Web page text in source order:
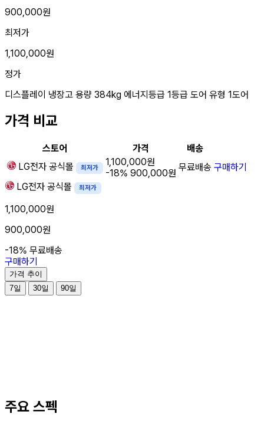
900,000원
최저가
1,100,000원
정가
디스플레이 냉장고 용량 384kg 에너지등급 1등급 도어 유형 1도어
가격 비교
스토어 가격
배송
LG전자 공식몰 최저가
1,100,000원
-18% 900,000원
무료배송 구매하기
LG전자 공식몰 최저가
1,100,000원
900,000원
-18% 무료배송
구매하기
가격 추이
7일
30일 90일
주요 스펙